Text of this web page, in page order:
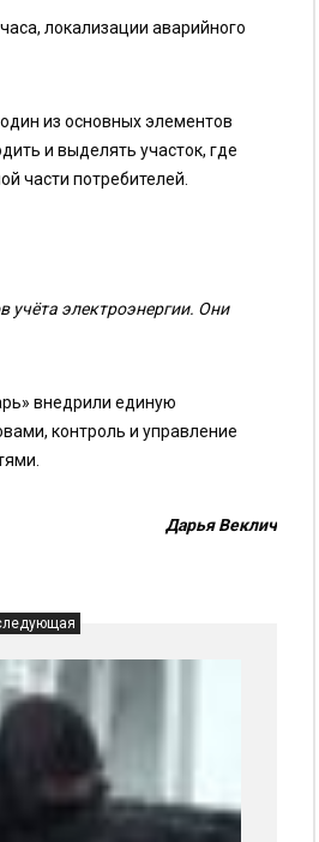
локализации аварийного
из основных элементов
и выделять участок, где
части потребителей.
учёта электроэнергии. Они
внедрили единую
контроль и управление
Дарья Веклич